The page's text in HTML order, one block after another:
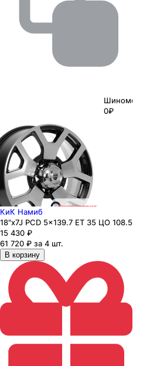
Шиномонтаж
0₽
КиК Намиб
18"x7J PCD 5x139.7 ЕТ 35 ЦО 108.5
15 430 ₽
61 720 ₽ за 4 шт.
В корзину